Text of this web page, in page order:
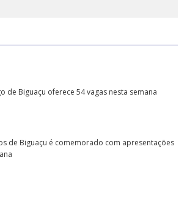
de Biguaçu oferece 54 vagas nesta semana
de Biguaçu é comemorado com apresentações